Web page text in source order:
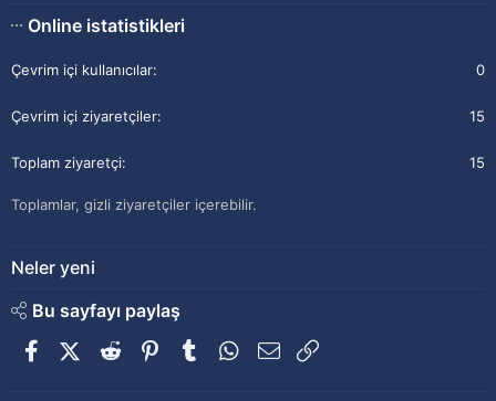
Online istatistikleri
Çevrim içi kullanıcılar 0
Çevrim içi ziyaretçiler 15
Toplam ziyaretçi 15
Toplamlar, gizli ziyaretçiler içerebilir.
Neler yeni
Bu sayfayı paylaş
FacebookX (Twitter)
Reddit PinterestTumblrWhatsApp
E-posta